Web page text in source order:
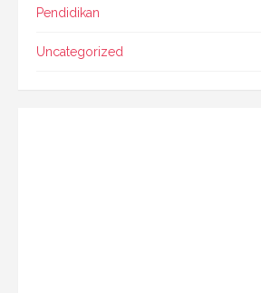
Pendidikan
Uncategorized